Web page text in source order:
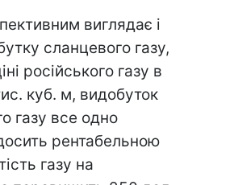
виглядає і
сланцевого газу,
російського газу в
куб. м, видобуток
газу все одно
рентабельною
газу на